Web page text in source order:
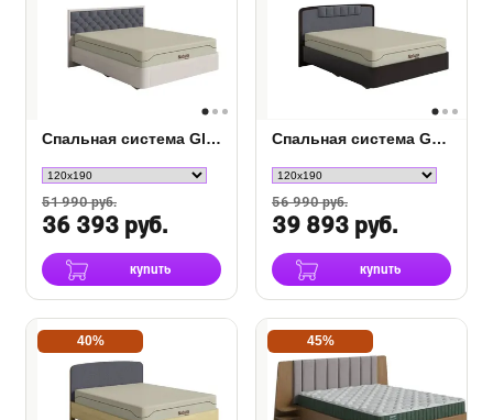
Спальная система Gloria Grace из массива сосны
51 990 руб.
36 393 руб.
купить
Спальная система Gatsby Grace сосна
56 990 руб.
39 893 руб.
купить
40% 45%